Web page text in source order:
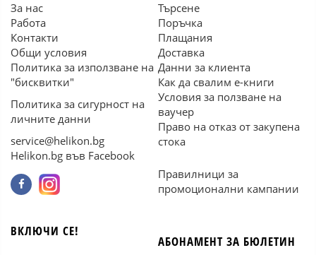
За нас
Работа
Контакти
Общи условия
Политика за използване на
"бисквитки"
Политика за сигурност на
личните данни
service@helikon.bg
Helikon.bg във Facebook
Търсене
Поръчка
Плащания
Доставка
Данни за клиента
Как да свалим е-книги
Условия за ползване на
ваучер
Право на отказ от закупена
стока
Правилници за
промоционални кампании
ВКЛЮЧИ СЕ!
АБОНАМЕНТ ЗА БЮЛЕТИН